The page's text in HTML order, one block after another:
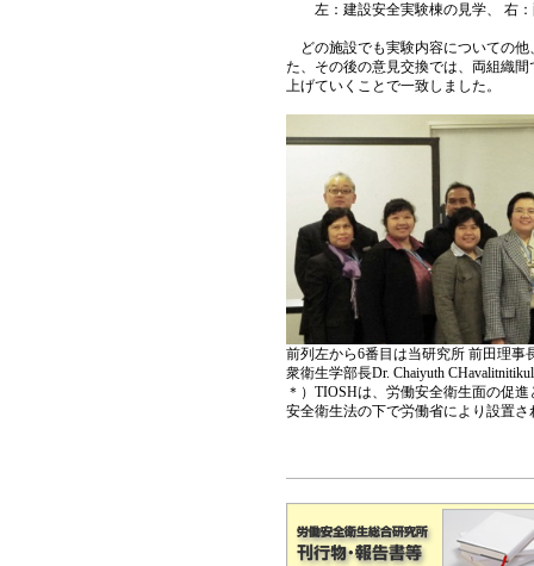
左：建設安全実験棟の見学、 右：
どの施設でも実験内容についての他
た、その後の意見交換では、両組織
上げていくことで一致しました。
前列左から6番目は当研究所 前田理事
衆衛生学部長Dr. Chaiyuth
＊）TIOSHは、労働安全衛生面の促
安全衛生法の下で労働省により設置